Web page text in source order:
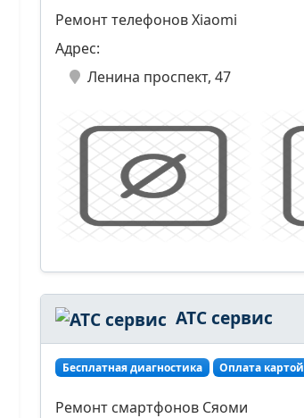
Ремонт телефонов Xiaomi
Адрес:
Ленина проспект, 47
АТС сервис
Бесплатная диагностика Оплата картой
Ремонт смартфонов Сяоми